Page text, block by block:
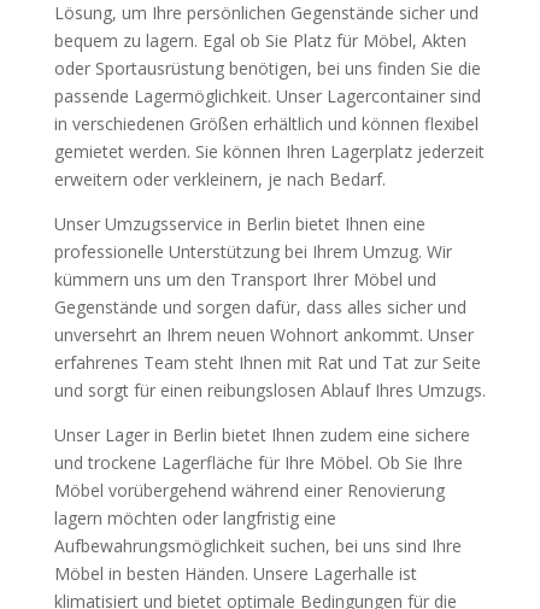
Lösung, um Ihre persönlichen Gegenstände sicher und
bequem zu lagern. Egal ob Sie Platz für Möbel, Akten
oder Sportausrüstung benötigen, bei uns finden Sie die
passende Lagermöglichkeit. Unser Lagercontainer sind
in verschiedenen Größen erhältlich und können flexibel
gemietet werden. Sie können Ihren Lagerplatz jederzeit
erweitern oder verkleinern, je nach Bedarf.
Unser Umzugsservice in Berlin bietet Ihnen eine
professionelle Unterstützung bei Ihrem Umzug. Wir
kümmern uns um den Transport Ihrer Möbel und
Gegenstände und sorgen dafür, dass alles sicher und
unversehrt an Ihrem neuen Wohnort ankommt. Unser
erfahrenes Team steht Ihnen mit Rat und Tat zur Seite
und sorgt für einen reibungslosen Ablauf Ihres Umzugs.
Unser Lager in Berlin bietet Ihnen zudem eine sichere
und trockene Lagerfläche für Ihre Möbel. Ob Sie Ihre
Möbel vorübergehend während einer Renovierung
lagern möchten oder langfristig eine
Aufbewahrungsmöglichkeit suchen, bei uns sind Ihre
Möbel in besten Händen. Unsere Lagerhalle ist
klimatisiert und bietet optimale Bedingungen für die